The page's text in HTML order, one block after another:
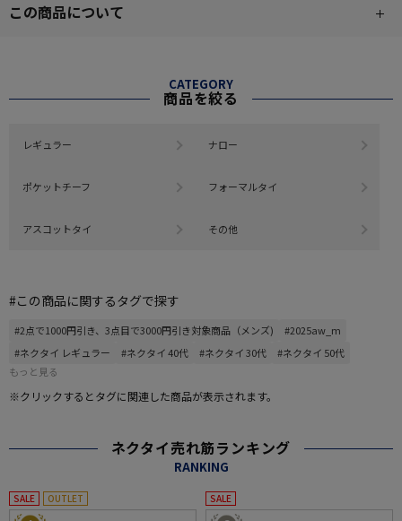
この商品について
CATEGORY
商品を絞る
レギュラー ナロー
ポケットチーフ フォーマルタイ
アスコットタイ その他
#この商品に関するタグで探す
#2点で1000円引き、3点目で3000円引き対象商品（メンズ)
#2025aw_m
#ネクタイ レギュラー
#ネクタイ 40代 #ネクタイ 30代
#ネクタイ 50代
もっと見る
※クリックするとタグに関連した商品が表示されます。
ネクタイ売れ筋ランキング
RANKING
SALE OUTLET SALE